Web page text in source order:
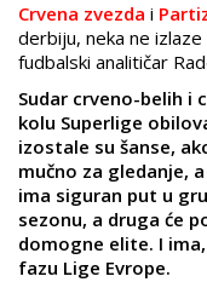
Crvena zvezda i
derbiju, neka ne
fudbalski analitičar
Sudar crveno-belih i
kolu Superlige
izostale su šanse,
mučno za gledanje,
ima siguran put u
sezonu, a druga će
domogne elite. I
fazu Lige Evrope.